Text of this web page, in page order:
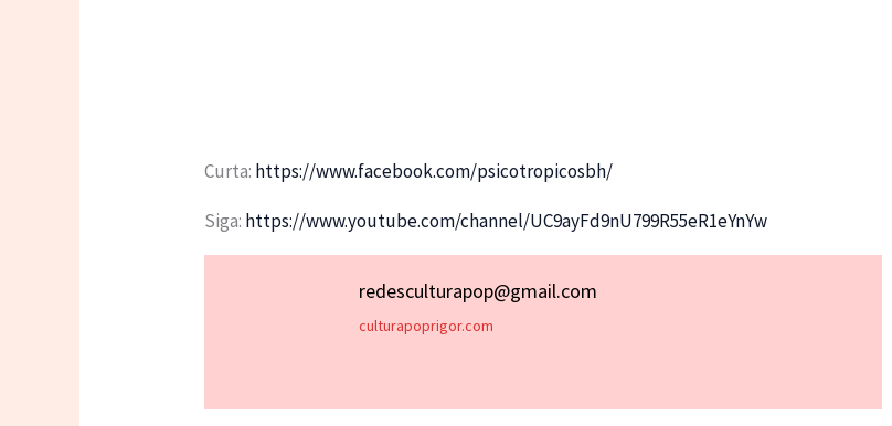
Curta: https://www.facebook.com/psicotropicosbh/
Siga: https://www.youtube.com/channel/UC9ayFd9nU799R55eR1eYnYw
redesculturapop@gmail.com
culturapoprigor.com